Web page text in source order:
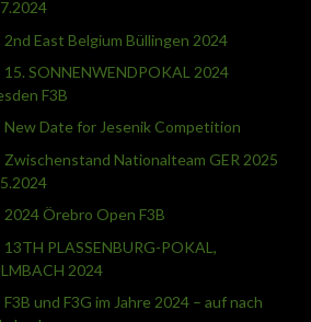
2nd East Belgium Büllingen 2024
15. SONNENWENDPOKAL 2024
F3B
New Date for Jesenik Competition
Zwischenstand Nationalteam GER 2025
2024 Örebro Open F3B
13TH PLASSENBURG-POKAL,
2024
F3B und F3G im Jahre 2024 – auf nach